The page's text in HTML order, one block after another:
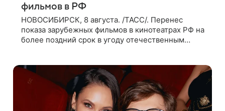
фильмов в РФ
НОВОСИБИРСК, 8 августа. /ТАСС/. Перенес
показа зарубежных фильмов в кинотеатрах РФ на
более поздний срок в угоду отечественным